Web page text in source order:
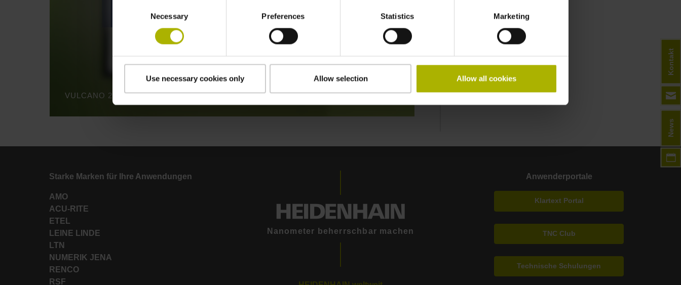
Necessary Preferences Statistics Marketing
Use necessary cookies only Allow selection Allow all cookies
VULCANO 2: MAXIMUM TOOL POINT PERFORMANCE | ETEL
Starke Marken für Ihre Anwendungen
AMO
ACU-RITE
ETEL
LEINE LINDE
LTN
NUMERIK JENA
RENCO
RSF
Nanometer beherrschbar machen
Anwenderportale
Klartext Portal
TNC Club
Technische Schulungen
News
Kontakt